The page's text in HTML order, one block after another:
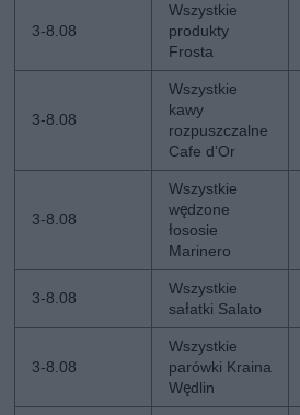
3-8.08
Wszystkie
produkty
Frosta
3-8.08
Wszystkie
kawy
rozpuszczalne
Cafe d’Or
3-8.08
Wszystkie
wędzone
łososie
Marinero
3-8.08
Wszystkie
sałatki Salato
3-8.08
Wszystkie
parówki Kraina
Wędlin